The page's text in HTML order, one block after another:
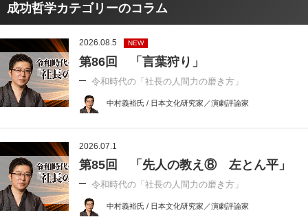
成功哲学カテゴリーのコラム
2026.08.5 NEW
第86回 「言葉狩り」
令和時代の「社長の人間力の磨き方」
中村義裕氏 / 日本文化研究家／演劇評論家
2026.07.1
第85回 「先人の教え⑧ 左とん平」
令和時代の「社長の人間力の磨き方」
中村義裕氏 / 日本文化研究家／演劇評論家